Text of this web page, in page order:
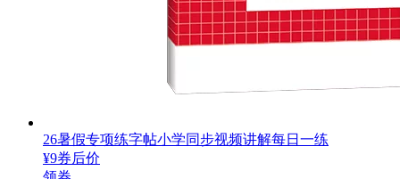
26暑假专项练字帖小学同步视频讲解每日一练
¥9券后价